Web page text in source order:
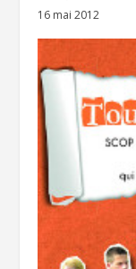
16 mai 2012